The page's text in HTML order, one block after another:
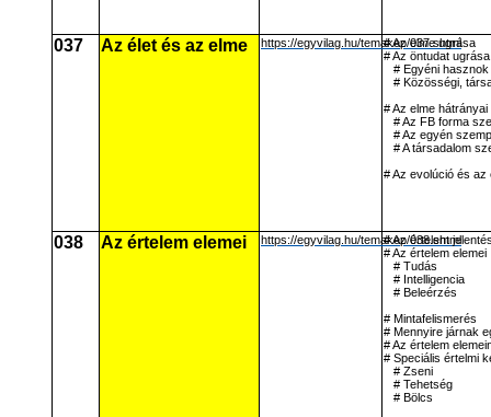
037 Az élet és az elme https://egyvilag.hu/temakep/037.shtml
# Az elme ugrása
# Az öntudat ugrása
# Egyéni hasznok
# Közösségi,
# Az elme hátrányai
# Az FB forma
# Az egyén
# A társadalom
# Az evolúció és az
038 Az értelem elemei https://egyvilag.hu/temakep/038.shtml
# Az értelem
# Az értelem elemei
# Tudás
# Intelligencia
# Beleérzés
# Mintafelismerés
# Mennyire járnak
# Az értelem
# Speciális értelmi
# Zseni
# Tehetség
# Bölcs